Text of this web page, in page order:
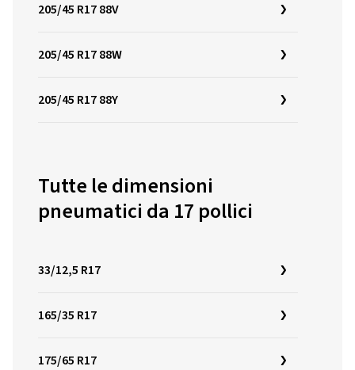
205/45 R17 88V
205/45 R17 88W
205/45 R17 88Y
Tutte le dimensioni
pneumatici da 17 pollici
33/12,5 R17
165/35 R17
175/65 R17